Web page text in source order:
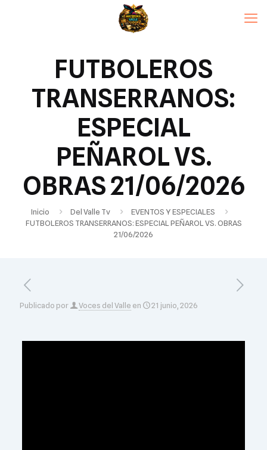
FUTBOLEROS
TRANSERRANOS:
ESPECIAL
PEÑAROL VS.
OBRAS 21/06/2026
Inicio Del Valle Tv
EVENTOS Y ESPECIALES
FUTBOLEROS TRANSERRANOS: ESPECIAL PEÑAROL VS. OBRAS
21/06/2026
Publicado por Voces del Valle en 21 junio, 2026